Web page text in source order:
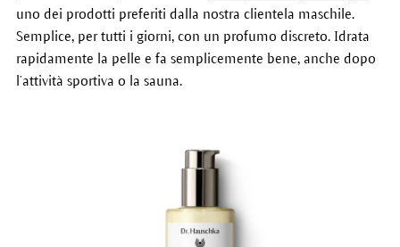
uno dei prodotti preferiti dalla nostra clientela maschile.
Semplice, per tutti i giorni, con un profumo discreto. Idrata
rapidamente la pelle e fa semplicemente bene, anche dopo
l’attività sportiva o la sauna.